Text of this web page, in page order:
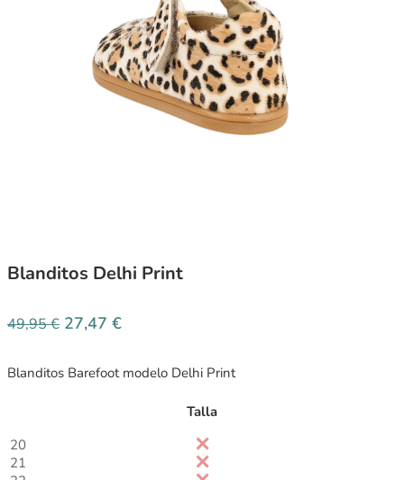
Blanditos Delhi Print
49,95€ 27,47 €
Blanditos Barefoot modelo Delhi Print
Talla
20
21